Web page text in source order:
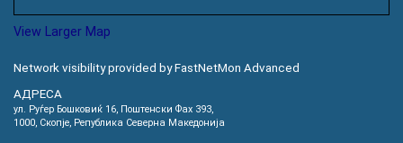
View Larger Map
Network visibility provided by FastNetMon Advanced
АДРЕСА
ул. Руѓер Бошковиќ 16, Пoштенски Фах 393,
1000, Скопје, Република Северна Македонија